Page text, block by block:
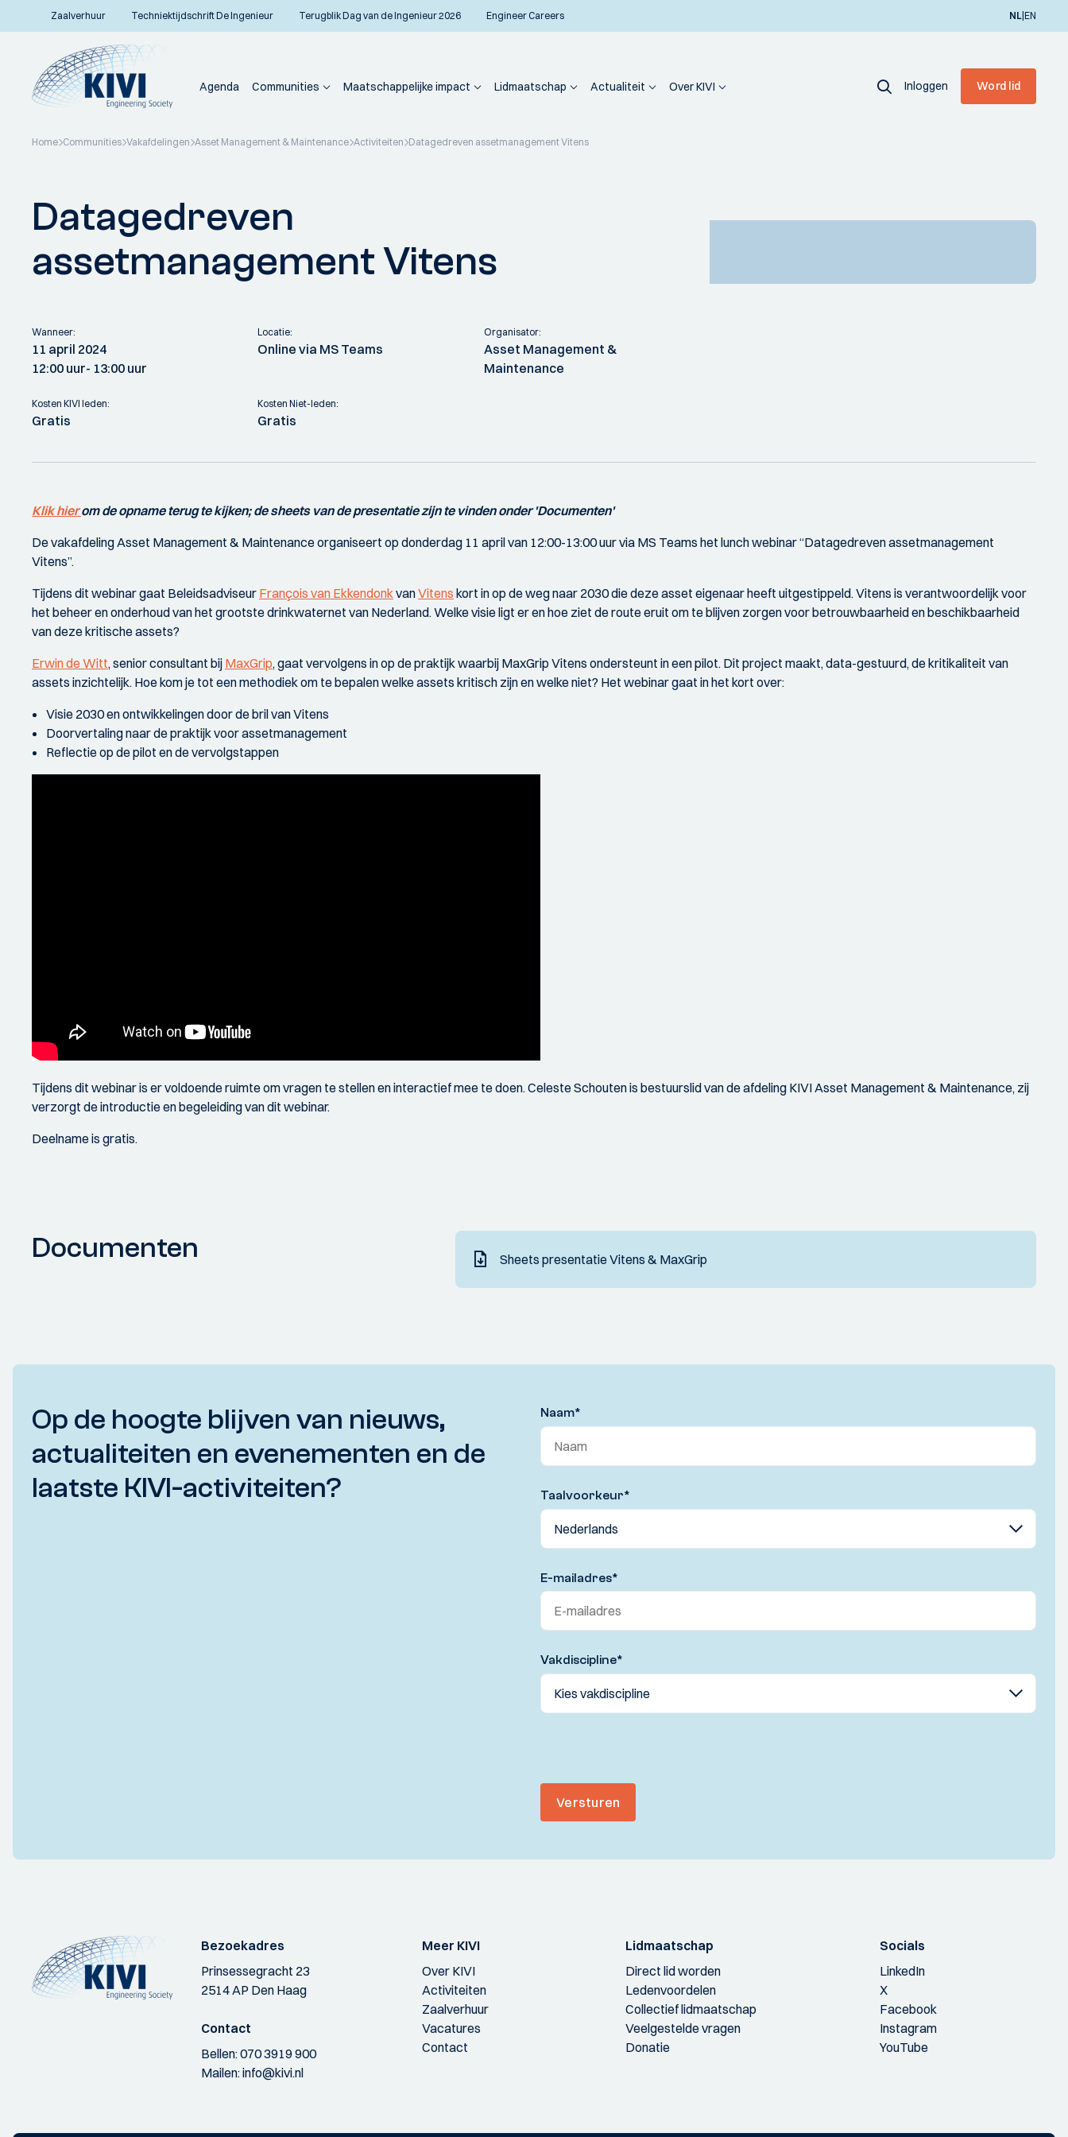
Zaalverhuur Techniektijdschrift De Ingenieur Terugblik Dag van de Ingenieur 2026 Engineer Careers NL|EN
Agenda Communities Maatschappelijke impact Lidmaatschap Actualiteit Over KIVI Inloggen Word lid
Home Communities Vakafdelingen Asset Management & Maintenance Activiteiten Datagedreven assetmanagement Vitens
Datagedreven
assetmanagement Vitens
Wanneer:
11 april 2024
12:00 uur- 13:00 uur
Locatie:
Online via MS Teams
Organisator:
Asset Management &
Maintenance
Kosten KIVI leden:
Gratis
Kosten Niet-leden:
Gratis
Klik hierom de opname terug te kijken; de sheets van de presentatie zijn te vinden onder 'Documenten'
De vakafdeling Asset Management & Maintenance organiseert op donderdag 11 april van 12:00-13:00 uur via MS Teams het lunch webinar “Datagedreven assetmanagement
Vitens”.
Tijdens dit webinar gaat Beleidsadviseur François van EkkendonkvanVitens kort in op de weg naar 2030 die deze asset eigenaar heeft uitgestippeld. Vitens is verantwoordelijk voor
het beheer en onderhoud van het grootste drinkwaternet van Nederland. Welke visie ligt er en hoe ziet de route eruit om te blijven zorgen voor betrouwbaarheid en beschikbaarheid
van deze kritische assets?
Erwin de Witt, senior consultant bij MaxGrip, gaat vervolgens in op de praktijk waarbij MaxGrip Vitens ondersteunt in een pilot. Dit project maakt, data-gestuurd, de kritikaliteit van
assets inzichtelijk. Hoe kom je tot een methodiek om te bepalen welke assets kritisch zijn en welke niet? Het webinar gaat in het kort over:
Visie 2030 en ontwikkelingen door de bril van Vitens
Doorvertaling naar de praktijk voor assetmanagement
Reflectie op de pilot en de vervolgstappen
Tijdens dit webinar is er voldoende ruimte om vragen te stellen en interactief mee te doen. Celeste Schouten is bestuurslid van de afdeling KIVI Asset Management & Maintenance, zij
verzorgt de introductie en begeleiding van dit webinar.
Deelname is gratis.
Documenten Sheets presentatie Vitens & MaxGrip
Op de hoogte blijven van nieuws,
actualiteiten en evenementen en de
laatste KIVI-activiteiten?
Naam*
Taalvoorkeur*
E-mailadres*
Vakdiscipline*
Versturen
Bezoekadres
Prinsessegracht 23
2514 AP Den Haag
Contact
Bellen:070 3919 900
Mailen:info@kivi.nl
Meer KIVI
Over KIVI
Activiteiten
Zaalverhuur
Vacatures
Contact
Lidmaatschap
Direct lid worden
Ledenvoordelen
Collectief lidmaatschap
Veelgestelde vragen
Donatie
Socials
LinkedIn
X
Facebook
Instagram
YouTube